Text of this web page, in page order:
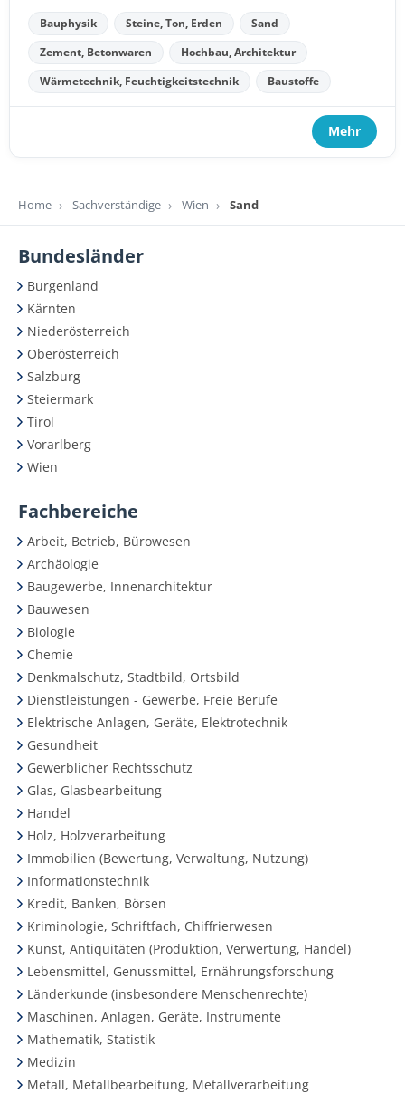
Bauphysik Steine, Ton, Erden
Sand
Zement, Betonwaren
Hochbau, Architektur
Wärmetechnik, Feuchtigkeitstechnik
Baustoffe
Mehr
Home Sachverständige Wien Sand
Bundesländer
Burgenland
Kärnten
Niederösterreich
Oberösterreich
Salzburg
Steiermark
Tirol
Vorarlberg
Wien
Fachbereiche
Arbeit, Betrieb, Bürowesen
Archäologie
Baugewerbe, Innenarchitektur
Bauwesen
Biologie
Chemie
Denkmalschutz, Stadtbild, Ortsbild
Dienstleistungen - Gewerbe, Freie Berufe
Elektrische Anlagen, Geräte, Elektrotechnik
Gesundheit
Gewerblicher Rechtsschutz
Glas, Glasbearbeitung
Handel
Holz, Holzverarbeitung
Immobilien (Bewertung, Verwaltung, Nutzung)
Informationstechnik
Kredit, Banken, Börsen
Kriminologie, Schriftfach, Chiffrierwesen
Kunst, Antiquitäten (Produktion, Verwertung, Handel)
Lebensmittel, Genussmittel, Ernährungsforschung
Länderkunde (insbesondere Menschenrechte)
Maschinen, Anlagen, Geräte, Instrumente
Mathematik, Statistik
Medizin
Metall, Metallbearbeitung, Metallverarbeitung